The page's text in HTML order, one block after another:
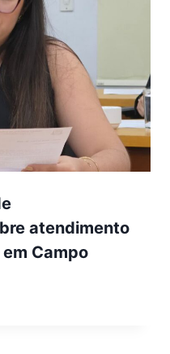
atendimento
Campo